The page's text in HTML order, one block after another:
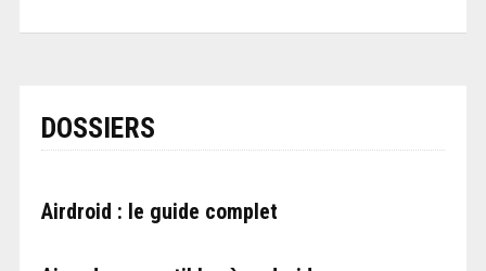
DOSSIERS
Airdroid : le guide complet